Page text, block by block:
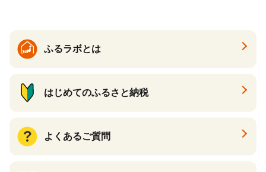
ふるラボとは
はじめてのふるさと納税
よくあるご質問